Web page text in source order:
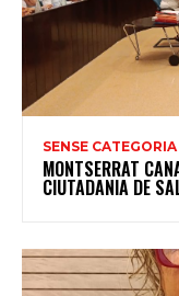
SENSE CATEGORIA
MONTSERRAT
CIUTADANIA DE